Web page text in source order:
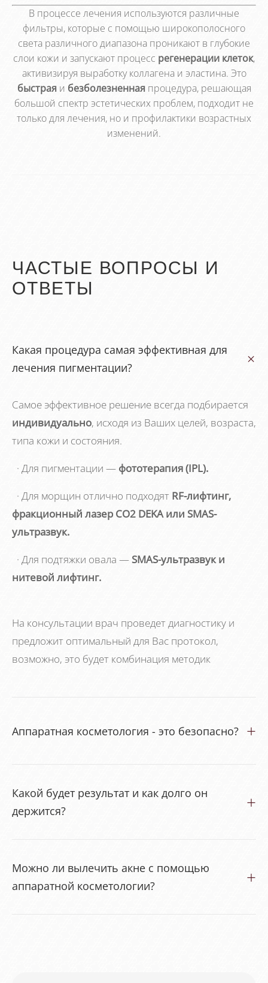
В процессе лечения используются различные
фильтры, которые с помощью широкополосного
света различного диапазона проникают в глубокие
слои кожи и запускают процесс регенерации клеток,
активизируя выработку коллагена и эластина. Это
быстраяи безболезненнаяпроцедура, решающая
большой спектр эстетических проблем, подходит не
только для лечения, но и профилактики возрастных
изменений.
ЧАСТЫЕ ВОПРОСЫ И
ОТВЕТЫ
Какая процедура самая эффективная для
лечения пигментации?
Самое эффективное решение всегда подбирается
индивидуально, исходя из Ваших целей, возраста,
типа кожи и состояния.
· Для пигментации — фототерапия (IPL).
· Для морщин отлично подходят RF-лифтинг,
фракционный лазер CO2 DEKA или SMAS-
ультразвук.
· Для подтяжки овала —SMAS-ультразвук и
нитевой лифтинг.
На консультации врач проведет диагностику и
предложит оптимальный для Вас протокол,
возможно, это будет комбинация методик
Аппаратная косметология - это безопасно?
Какой будет результат и как долго он
держится?
Можно ли вылечить акне с помощью
аппаратной косметологии?